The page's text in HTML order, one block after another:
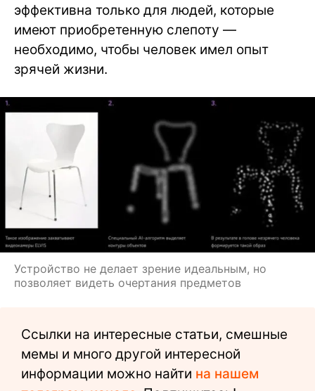
эффективна только для людей, которые
имеют приобретенную слепоту —
необходимо, чтобы человек имел опыт
зрячей жизни.
Устройство не делает зрение идеальным, но
позволяет видеть очертания предметов
Ссылки на интересные статьи, смешные
мемы и много другой интересной
информации можно найти на нашем